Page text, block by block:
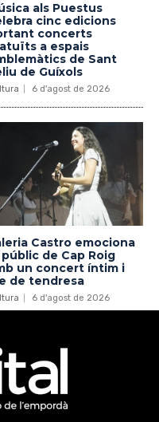
als Puestus
cinc edicions
concerts
a espais
de Sant
de Guíxols
6 d'agost de 2026
Castro emociona
de Cap Roig
un concert íntim i
de tendresa
6 d'agost de 2026